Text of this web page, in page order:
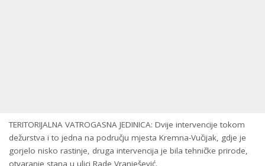
TERITORIJALNA VATROGASNA JEDINICA: Dvije intervencije tokom
dežurstva i to jedna na području mjesta Kremna-Vučijak, gdje je
gorjelo nisko rastinje, druga intervencija je bila tehničke prirode,
otvaranje stana u ulici Rade Vranješević.